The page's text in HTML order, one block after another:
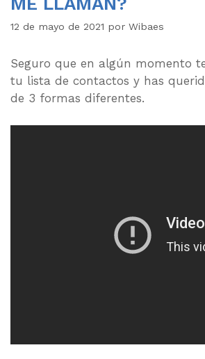
12 de mayo de 2021 por Wibaes
Seguro que en algún momento
tu lista de contactos y has
de 3 formas diferentes.